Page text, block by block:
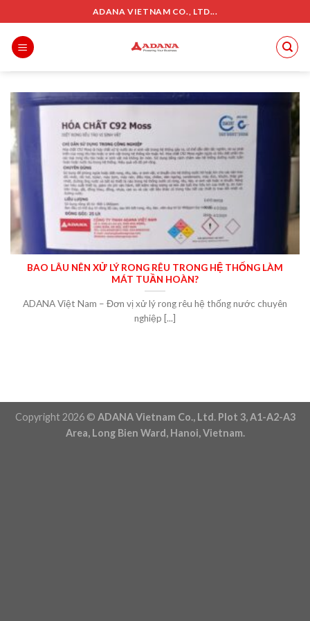
to
content
ADANA VIETNAM CO., LTD...
BAO LÂU NÊN XỬ LÝ RONG RÊU TRONG HỆ THỐNG LÀM
MÁT TUẦN HOÀN?
ADANA Việt Nam – Đơn vị xử lý rong rêu hệ thống nước chuyên
nghiệp [...]
Copyright 2026 © ADANA Vietnam Co., Ltd. Plot 3, A1-A2-A3
Area, Long Bien Ward, Hanoi, Vietnam.